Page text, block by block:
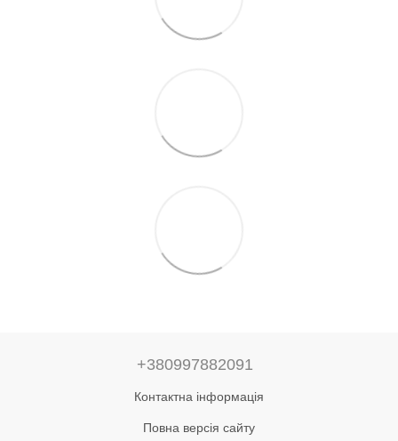
+380997882091
Контактна інформація
Повна версія сайту